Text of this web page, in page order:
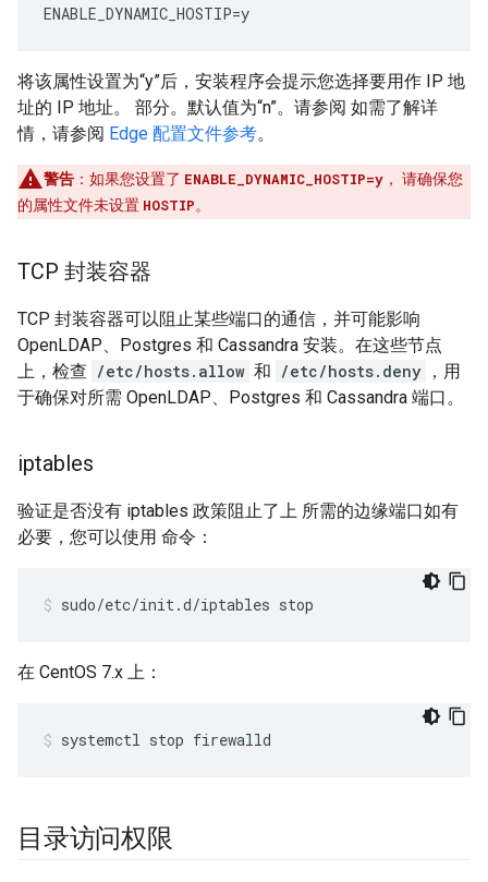
ENABLE_DYNAMIC_HOSTIP=y
将该属性设置为“y”后，安装程序会提示您选择要用作 IP 地
址的 IP 地址。 部分。默认值为“n”。请参阅 如需了解详
情，请参阅 Edge 配置文件参考。
警告 ：如果您设置了 ENABLE_DYNAMIC_HOSTIP=y ， 请确保您
的属性文件未设置 HOSTIP。
TCP 封装容器
TCP 封装容器可以阻止某些端口的通信，并可能影响
OpenLDAP、Postgres 和 Cassandra 安装。在这些节点
上，检查 /etc/hosts.allow 和 /etc/hosts.deny ，用
于确保对所需 OpenLDAP、Postgres 和 Cassandra 端口。
iptables
验证是否没有 iptables 政策阻止了上 所需的边缘端口如有
必要，您可以使用 命令：
sudo/etc/init.d/iptables stop
在 CentOS 7.x 上：
systemctl stop firewalld
目录访问权限